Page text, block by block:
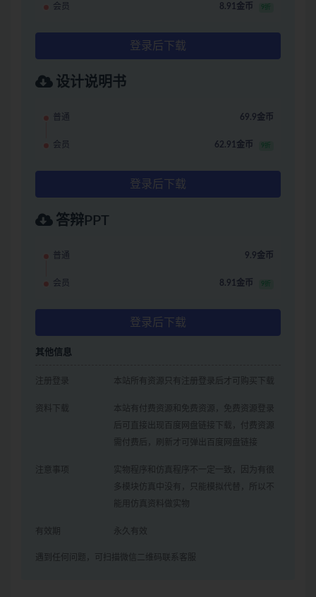
会员 8.91金币 9折
登录后下载
设计说明书
普通 69.9金币
会员 62.91金币 9折
登录后下载
答辩PPT
普通 9.9金币
会员 8.91金币 9折
登录后下载
其他信息
注册登录 本站所有资源只有注册登录后才可购买下载
资料下载
本站有付费资源和免费资源，免费资源登录
后可直接出现百度网盘链接下载，付费资源
需付费后，刷新才可弹出百度网盘链接
注意事项
实物程序和仿真程序不一定一致，因为有很
多模块仿真中没有，只能模拟代替，所以不
能用仿真资料做实物
有效期 永久有效
遇到任何问题，可扫描微信二维码联系客服